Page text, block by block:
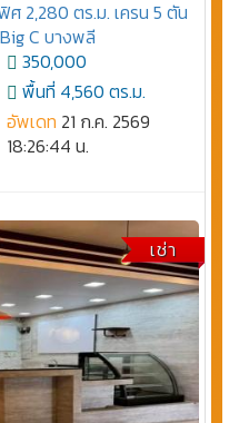
2,280 ตร.ม. เครน 5 ตัน
C บางพลี
350,000
พื้นที่ 4,560 ตร.ม.
อัพเดท 21 ก.ค. 2569
18:26:44 น.
เช่า